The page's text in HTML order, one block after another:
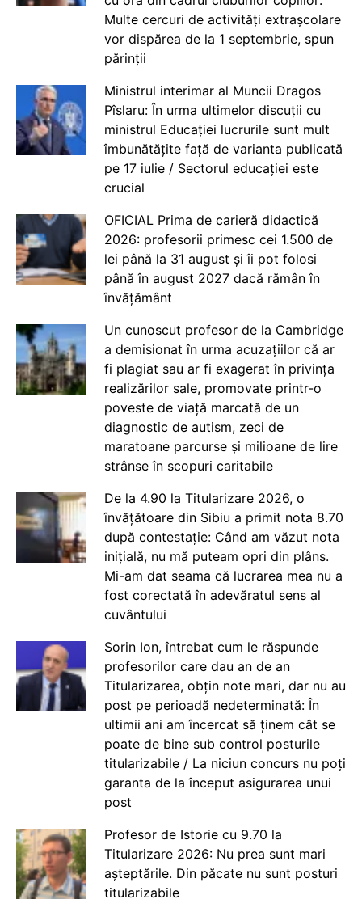
Multe cercuri de activități extrașcolare
vor dispărea de la 1 septembrie, spun
părinții
Ministrul interimar al Muncii Dragos
Pîslaru: În urma ultimelor discuții cu
ministrul Educației lucrurile sunt mult
îmbunătățite față de varianta publicată
pe 17 iulie / Sectorul educației este
crucial
OFICIAL Prima de carieră didactică
2026: profesorii primesc cei 1.500 de
lei până la 31 august și îi pot folosi
până în august 2027 dacă rămân în
învățământ
Un cunoscut profesor de la Cambridge
a demisionat în urma acuzațiilor că ar
fi plagiat sau ar fi exagerat în privința
realizărilor sale, promovate printr-o
poveste de viață marcată de un
diagnostic de autism, zeci de
maratoane parcurse și milioane de lire
strânse în scopuri caritabile
De la 4.90 la Titularizare 2026, o
învățătoare din Sibiu a primit nota 8.70
după contestație: Când am văzut nota
inițială, nu mă puteam opri din plâns.
Mi-am dat seama că lucrarea mea nu a
fost corectată în adevăratul sens al
cuvântului
Sorin Ion, întrebat cum le răspunde
profesorilor care dau an de an
Titularizarea, obțin note mari, dar nu au
post pe perioadă nedeterminată: În
ultimii ani am încercat să ținem cât se
poate de bine sub control posturile
titularizabile / La niciun concurs nu poți
garanta de la început asigurarea unui
post
Profesor de Istorie cu 9.70 la
Titularizare 2026: Nu prea sunt mari
așteptările. Din păcate nu sunt posturi
titularizabile